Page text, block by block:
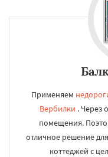
Применяем
Вербилки . Через
помещения.
отличное решение
коттеджей с